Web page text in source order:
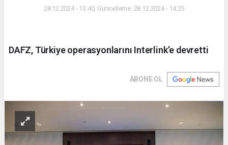
28.12.2024 - 13:40, Güncelleme: 28.12.2024 - 14:25
DAFZ, Türkiye operasyonlarını Interlink’e devretti
ABONE OL